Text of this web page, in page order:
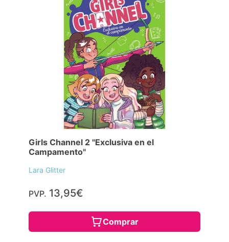
Girls Channel 2 "Exclusiva en el
Campamento"
Lara Glitter
PVP. 13,95€
Comprar